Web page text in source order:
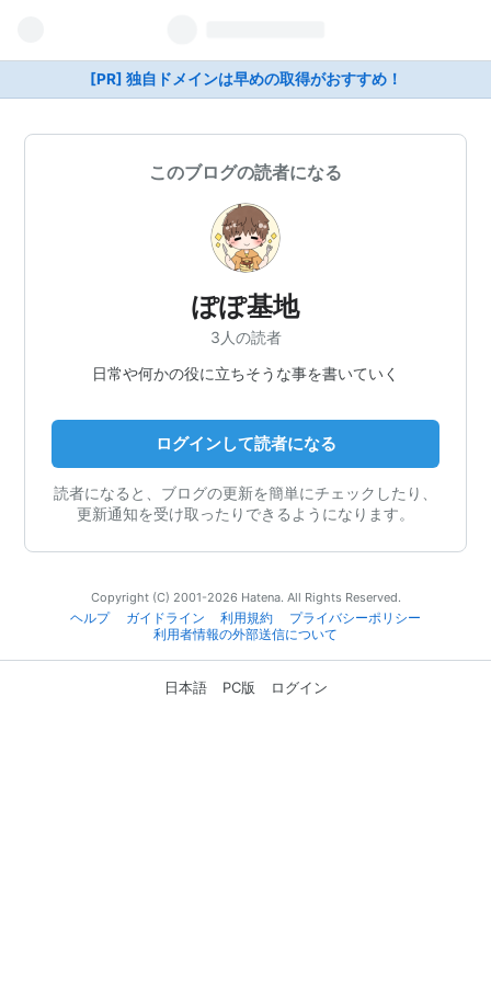
[PR] 独自ドメインは早めの取得がおすすめ！
このブログの読者になる
ぽぽ基地
3人の読者
日常や何かの役に立ちそうな事を書いていく
ログインして読者になる
読者になると、ブログの更新を簡単にチェックしたり、
更新通知を受け取ったりできるようになります。
Copyright (C) 2001-2026 Hatena. All Rights Reserved.
ヘルプ
ガイドライン 利用規約
プライバシーポリシー
利用者情報の外部送信について
日本語 PC版 ログイン